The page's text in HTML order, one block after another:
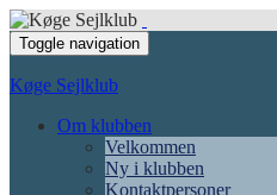
Toggle navigation
Køge Sejlklub
Om klubben
Velkommen
Ny i klubben
Kontaktpersoner